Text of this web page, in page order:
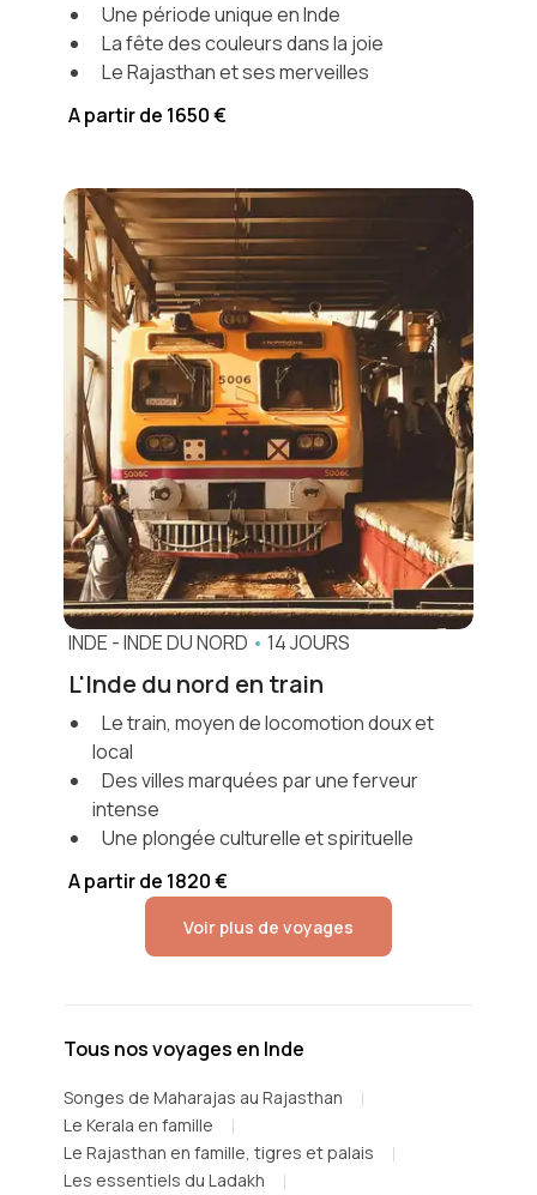
Une période unique en Inde
La fête des couleurs dans la joie
Le Rajasthan et ses merveilles
A partir de 1650 €
INDE -INDE DU NORD • 14 JOURS
L'Inde du nord en train
Le train, moyen de locomotion doux et
local
Des villes marquées par une ferveur
intense
Une plongée culturelle et spirituelle
A partir de 1820 €
Voir plus de voyages
Tous nos voyages en Inde
Songes de Maharajas au Rajasthan
Le Kerala en famille
Le Rajasthan en famille, tigres et palais
Les essentiels du Ladakh